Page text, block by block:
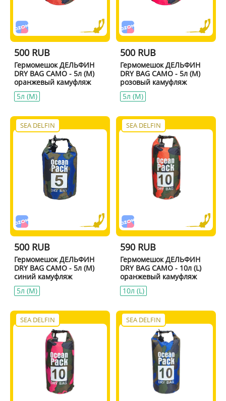
500 RUB
Гермомешок ДЕЛЬФИН
DRY BAG CAMO - 5л (M)
оранжевый камуфляж
5л (M)
500 RUB
Гермомешок ДЕЛЬФИН
DRY BAG CAMO - 5л (M)
розовый камуфляж
5л (M)
SEA DELFIN
500 RUB
Гермомешок ДЕЛЬФИН
DRY BAG CAMO - 5л (M)
синий камуфляж
5л (M)
SEA DELFIN
590 RUB
Гермомешок ДЕЛЬФИН
DRY BAG CAMO - 10л (L)
оранжевый камуфляж
10л (L)
SEA DELFIN SEA DELFIN